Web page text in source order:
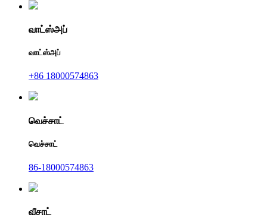
வாட்ஸ்அப்
வாட்ஸ்அப்
+86 18000574863
வெச்சாட்
வெச்சாட்
86-18000574863
வீசாட்